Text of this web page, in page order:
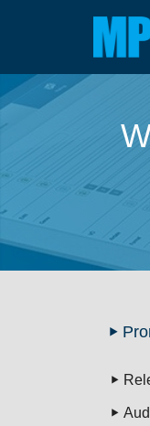
Inhalt
springen